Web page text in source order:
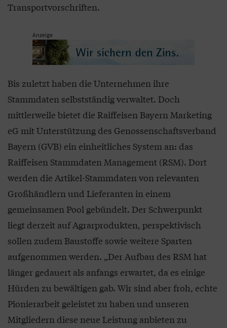
Transportvorschriften.
Anzeige
Bis zuletzt haben die Unternehmen ihre
Stammdaten selbstständig verwaltet. Doch
mittlerweile bietet die Raiffeisen Bayern Marketing
eG mit Unterstützung des Genossenschaftsverband
Bayern (GVB) ein einheitliches System an: das
Raiffeisen Stammdaten Management (RSM). Dort
werden die Artikel-Stammdaten von relevanten
Großhändlern und Lieferanten in einem
gemeinsamen Pool gebündelt. Der Schwerpunkt
liegt derzeit auf Agrarprodukten, perspektivisch
sollen zudem Baustoffe sowie weitere Sparten
aufgenommen werden. „Der Aufbau des RSM hat
länger gedauert als anfangs erwartet, da es einige
Hürden zu bewältigen gab. Wir sind aber froh, echte
Pionierarbeit geleistet zu haben und unseren
Mitgliedern diese neue Leistung anbieten zu